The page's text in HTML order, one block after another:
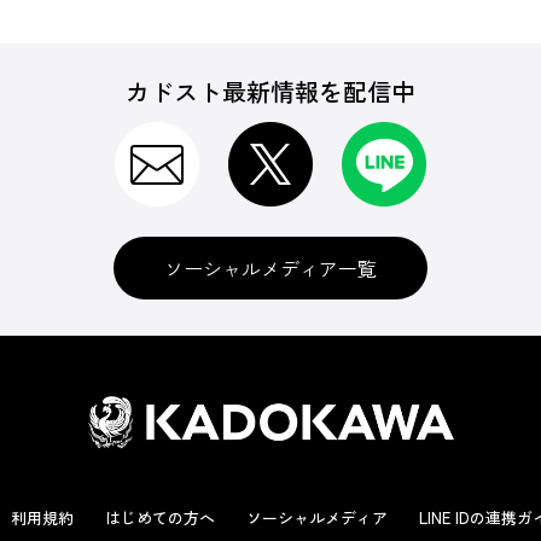
カドスト最新情報を配信中
ソーシャルメディア一覧
利用規約 はじめての方へ ソーシャルメディア LINE IDの連携ガ